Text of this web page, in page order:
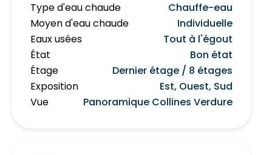
Type d'eau chaude
Chauffe-eau
Moyen d'eau chaude
Individuelle
Eaux usées
Tout à l'égout
État
Bon état
Étage
Dernier étage / 8 étages
Exposition
Est, Ouest, Sud
Vue
Panoramique Collines Verdure